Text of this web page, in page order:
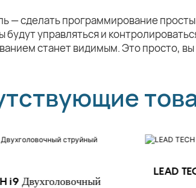
— сделать программирование
будут управляться и
станет видимым. Это просто,
i9 Двухголовочный
LEAD